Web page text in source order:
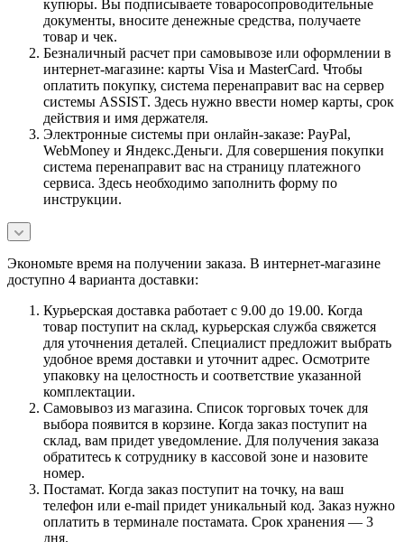
купюры. Вы подписываете товаросопроводительные
документы, вносите денежные средства, получаете
товар и чек.
Безналичный расчет при самовывозе или оформлении в
интернет-магазине: карты Visa и MasterCard. Чтобы
оплатить покупку, система перенаправит вас на сервер
системы ASSIST. Здесь нужно ввести номер карты, срок
действия и имя держателя.
Электронные системы при онлайн-заказе: PayPal,
WebMoney и Яндекс.Деньги. Для совершения покупки
система перенаправит вас на страницу платежного
сервиса. Здесь необходимо заполнить форму по
инструкции.
Экономьте время на получении заказа. В интернет-магазине
доступно 4 варианта доставки:
Курьерская доставка работает с 9.00 до 19.00. Когда
товар поступит на склад, курьерская служба свяжется
для уточнения деталей. Специалист предложит выбрать
удобное время доставки и уточнит адрес. Осмотрите
упаковку на целостность и соответствие указанной
комплектации.
Самовывоз из магазина. Список торговых точек для
выбора появится в корзине. Когда заказ поступит на
склад, вам придет уведомление. Для получения заказа
обратитесь к сотруднику в кассовой зоне и назовите
номер.
Постамат. Когда заказ поступит на точку, на ваш
телефон или e-mail придет уникальный код. Заказ нужно
оплатить в терминале постамата. Срок хранения — 3
дня.